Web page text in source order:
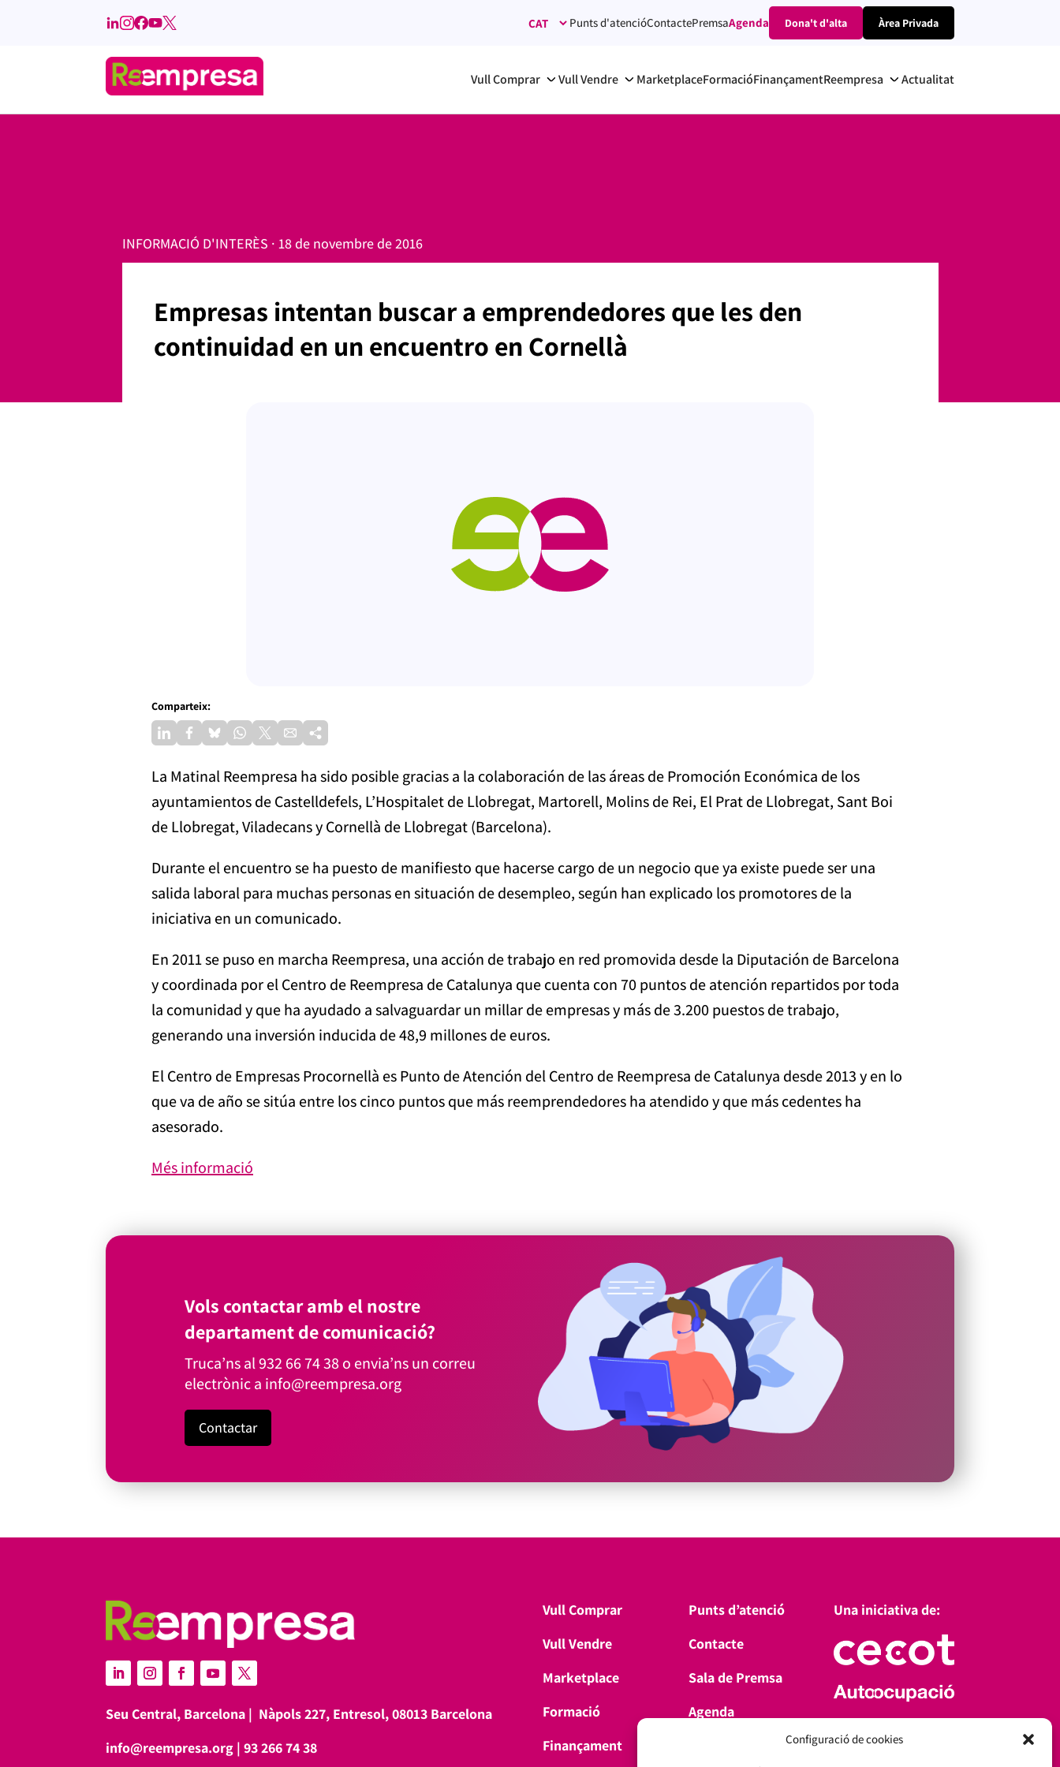
Configuració de cookies
Punts d'atencióContactePremsaAgenda Dona't d'alta Àrea Privada
Vull Comprar Vull Vendre MarketplaceFormacióFinançamentReempresa Actualitat
INFORMACIÓ D'INTERÈS · 18 de novembre de 2016
Empresas intentan buscar a emprendedores que les den
continuidad en un encuentro en Cornellà
Comparteix:
La Matinal Reempresa ha sido posible gracias a la colaboración de las áreas de Promoción Económica de los
ayuntamientos de Castelldefels, L’Hospitalet de Llobregat, Martorell, Molins de Rei, El Prat de Llobregat, Sant Boi
de Llobregat, Viladecans y Cornellà de Llobregat (Barcelona).
Durante el encuentro se ha puesto de manifiesto que hacerse cargo de un negocio que ya existe puede ser una
salida laboral para muchas personas en situación de desempleo, según han explicado los promotores de la
iniciativa en un comunicado.
En 2011 se puso en marcha Reempresa, una acción de trabajo en red promovida desde la Diputación de Barcelona
y coordinada por el Centro de Reempresa de Catalunya que cuenta con 70 puntos de atención repartidos por toda
la comunidad y que ha ayudado a salvaguardar un millar de empresas y más de 3.200 puestos de trabajo,
generando una inversión inducida de 48,9 millones de euros.
El Centro de Empresas Procornellà es Punto de Atención del Centro de Reempresa de Catalunya desde 2013 y en lo
que va de año se sitúa entre los cinco puntos que más reemprendedores ha atendido y que más cedentes ha
asesorado.
Més informació
Vols contactar amb el nostre
departament de comunicació?
Truca’ns al932 66 74 38o envia’ns un correu
electrònic a info@reempresa.org
Contactar
Seu Central, Barcelona | Nàpols 227, Entresol, 08013 Barcelona
info@reempresa.org |93 266 74 38
Vull Comprar
Vull Vendre
Marketplace
Formació
Finançament
Punts d’atenció
Contacte
Sala de Premsa
Agenda
Una iniciativa de:
Amb el suport de: